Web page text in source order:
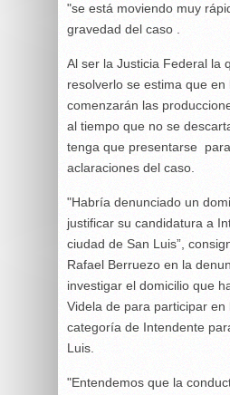
"se está moviendo muy
gravedad del caso .
Al ser la Justicia Federal la
resolverlo se estima que
comenzarán las
al tiempo que no se
tenga que presentarse
aclaraciones del caso.
"Habría denunciado un
justificar su candidatura a
ciudad de San Luis”,
Rafael Berruezo en la
investigar el domicilio que
Videla de para participar en
categoría de Intendente
Luis.
"Entendemos que la